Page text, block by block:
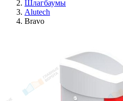
Шлагбаумы
Alutech
Bravo